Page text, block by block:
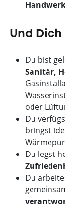
Und
Du bist
Sanitär,
oder
Du
bringst
Du legst
Du